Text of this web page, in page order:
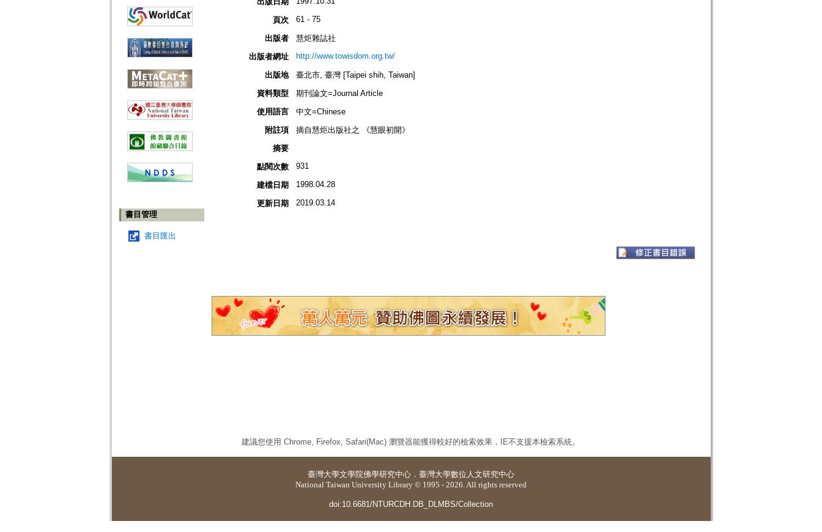
書目管理
書目匯出
頁次 61 - 75
出版者
慧炬雜誌社
出版者網址
http://www.towisdom.org.tw/
出版地
臺北市, 臺灣 [Taipei shih, Taiwan]
資料類型
期刊論文=Journal Article
使用語言
中文=Chinese
附註項
摘自慧炬出版社之 《慧眼初開》
摘要
點閱次數
931
建檔日期 1998.04.28
更新日期 2019.03.14
建議您使用 Chrome, Firefox, Safari(Mac) 瀏覽器能獲得較好的檢索效果，IE不支援本檢索系統。
臺灣大學文學院佛學研究中心 ． 臺灣大學數位人文研究中心
National Taiwan University Library © 1995 - 2026. All rights reserved
doi:10.6681/NTURCDH.DB_DLMBS/Collection